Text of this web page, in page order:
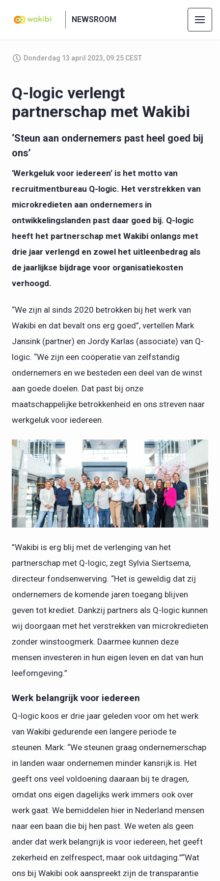
NEWSROOM
Donderdag 13 april 2023, 09:25 CEST
Q-logic verlengt
partnerschap met Wakibi
‘Steun aan ondernemers past heel goed bij
ons’
'Werkgeluk voor iedereen’ is het motto van
recruitmentbureau Q-logic. Het verstrekken van
microkredieten aan ondernemers in
ontwikkelingslanden past daar goed bij. Q-logic
heeft het partnerschap met Wakibi onlangs met
drie jaar verlengd en zowel het uitleenbedrag als
de jaarlijkse bijdrage voor organisatiekosten
verhoogd.
“We zijn al sinds 2020 betrokken bij het werk van
Wakibi en dat bevalt ons erg goed”, vertellen Mark
Jansink (partner) en Jordy Karlas (associate) van Q-
logic. “We zijn een coöperatie van zelfstandig
ondernemers en we besteden een deel van de winst
aan goede doelen. Dat past bij onze
maatschappelijke betrokkenheid en ons streven naar
werkgeluk voor iedereen.
PNG
”Wakibi is erg blij met de verlenging van het
partnerschap met Q-logic, zegt Sylvia Siertsema,
directeur fondsenwerving. “Het is geweldig dat zij
ondernemers de komende jaren toegang blijven
geven tot krediet. Dankzij partners als Q-logic kunnen
wij doorgaan met het verstrekken van microkredieten
zonder winstoogmerk. Daarmee kunnen deze
mensen investeren in hun eigen leven en dat van hun
leefomgeving.”
Werk belangrijk voor iedereen
Q-logic koos er drie jaar geleden voor om het werk
van Wakibi gedurende een langere periode te
steunen. Mark: “We steunen graag ondernemerschap
in landen waar ondernemen minder kansrijk is. Het
geeft ons veel voldoening daaraan bij te dragen,
omdat ons eigen dagelijks werk immers ook over
werk gaat. We bemiddelen hier in Nederland mensen
naar een baan die bij hen past. We weten als geen
ander dat werk belangrijk is voor iedereen, het geeft
zekerheid en zelfrespect, maar ook uitdaging.”“Wat
ons bij Wakibi ook aanspreekt zijn de transparantie